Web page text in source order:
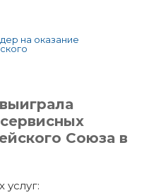
на оказание
Союза в
услуг: